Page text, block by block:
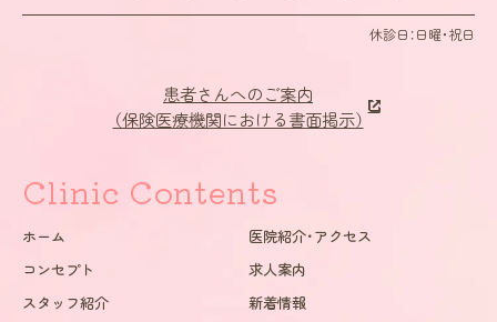
なることがあります。その場合は、保険診療よりも高額になります。
・お口の中にスキャナーが入るため、ごくまれに多少の不快感を覚える
ことがあります。
合があり、治療後も継続的なメンテナンスを受診いただくことになるの
で、通院が1回とは限りません。
リスク・副作用
・薬機法（医薬品医療機器等法）において承認された医療機器です。光学
休診日：日曜・祝日
患者さんへのご案内
（保険医療機関における書面掲示）
Clinic Contents
ホーム
コンセプト
スタッフ紹介
医院紹介・アクセス
求人案内
新着情報